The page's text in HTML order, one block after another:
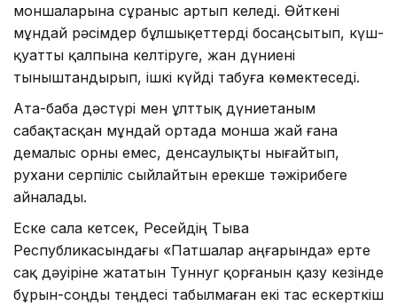
моншаларына сұраныс артып келеді. Өйткені
мұндай рәсімдер бұлшықеттерді босаңсытып, күш-
қуатты қалпына келтіруге, жан дүниені
тыныштандырып, ішкі күйді табуға көмектеседі.
Ата-баба дәстүрі мен ұлттық дүниетаным
сабақтасқан мұндай ортада монша жай ғана
демалыс орны емес, денсаулықты нығайтып,
рухани серпіліс сыйлайтын ерекше тәжірибеге
айналады.
Еске сала кетсек, Ресейдің Тыва
Республикасындағы «Патшалар аңғарында» ерте
сақ дәуіріне жататын Туннуг қорғанын қазу кезінде
бұрын-соңды теңдесі табылмаған екі тас ескерткіш